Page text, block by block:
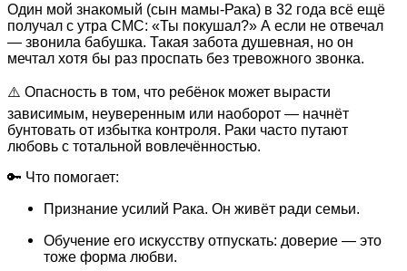
Один мой знакомый (сын мамы-Рака) в 32 года всё ещё
получал с утра СМС: «Ты покушал?» А если не отвечал
— звонила бабушка. Такая забота душевная, но он
мечтал хотя бы раз проспать без тревожного звонка.
⚠️ Опасность в том, что ребёнок может вырасти
зависимым, неуверенным или наоборот — начнёт
бунтовать от избытка контроля. Раки часто путают
любовь с тотальной вовлечённостью.
🔑 Что помогает:
Признание усилий Рака. Он живёт ради семьи.
Обучение его искусству отпускать: доверие — это
тоже форма любви.